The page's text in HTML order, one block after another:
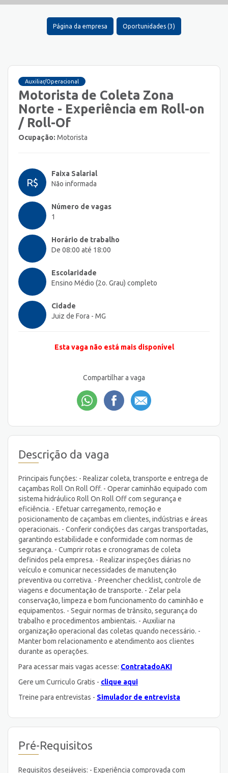
Página da empresa Oportunidades (3)
Auxiliar/Operacional
Motorista de Coleta Zona
Norte - Experiência em Roll-on
/ Roll-Of
Ocupação: Motorista
R$
Faixa Salarial
Não informada
Número de vagas
1
Horário de trabalho
De 08:00 até 18:00
Escolaridade
Ensino Médio (2o. Grau) completo
Cidade
Juiz de Fora - MG
Esta vaga não está mais disponível
Compartilhar a vaga
Descrição da vaga
Principais funções: - Realizar coleta, transporte e entrega de
caçambas Roll On Roll Off. - Operar caminhão equipado com
sistema hidráulico Roll On Roll Off com segurança e
eficiência. - Efetuar carregamento, remoção e
posicionamento de caçambas em clientes, indústrias e áreas
operacionais. - Conferir condições das cargas transportadas,
garantindo estabilidade e conformidade com normas de
segurança. - Cumprir rotas e cronogramas de coleta
definidos pela empresa. - Realizar inspeções diárias no
veículo e comunicar necessidades de manutenção
preventiva ou corretiva. - Preencher checklist, controle de
viagens e documentação de transporte. - Zelar pela
conservação, limpeza e bom funcionamento do caminhão e
equipamentos. - Seguir normas de trânsito, segurança do
trabalho e procedimentos ambientais. - Auxiliar na
organização operacional das coletas quando necessário. -
Manter bom relacionamento e atendimento aos clientes
durante as operações.
Para acessar mais vagas acesse: ContratadoAKI
Gere um Curriculo Gratis - clique aqui
Treine para entrevistas - Simulador de entrevista
Pré-Requisitos
Requisitos desejáveis: - Experiência comprovada com